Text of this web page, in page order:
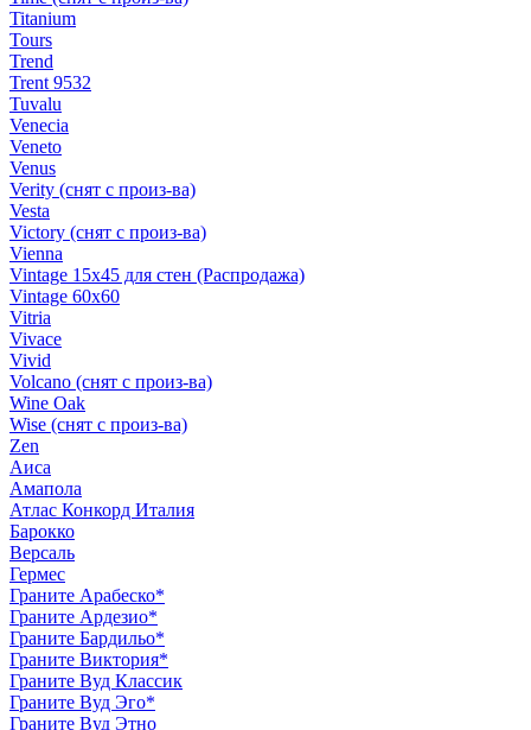
Titanium
Tours
Trend
Trent 9532
Tuvalu
Venecia
Veneto
Venus
Verity (снят с произ-ва)
Vesta
Victory (снят с произ-ва)
Vienna
Vintage 15х45 для стен (Распродажа)
Vintage 60х60
Vitria
Vivace
Vivid
Volcano (снят с произ-ва)
Wine Oak
Wise (снят с произ-ва)
Zen
Аиса
Амапола
Атлас Конкорд Италия
Барокко
Версаль
Гермес
Граните Арабеско*
Граните Ардезио*
Граните Бардильо*
Граните Виктория*
Граните Вуд Классик
Граните Вуд Эго*
Граните Вуд Этно